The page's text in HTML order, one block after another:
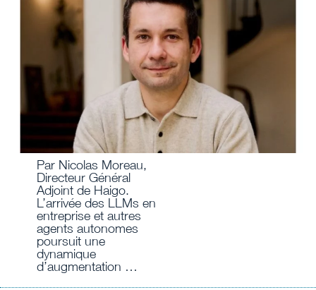
Par Nicolas Moreau,
Directeur Général
Adjoint de Haigo.
L’arrivée des LLMs en
entreprise et autres
agents autonomes
poursuit une
dynamique
d’augmentation …